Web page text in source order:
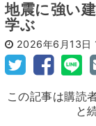
地震に強い
学ぶ
2026年6月13日
この記事は購読
と